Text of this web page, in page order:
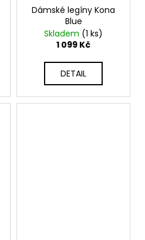
Dámské legíny Kona
Blue
Skladem (1 ks)
1 099 Kč
DETAIL